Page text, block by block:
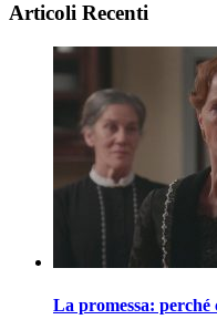
Articoli Recenti
La promessa: perché